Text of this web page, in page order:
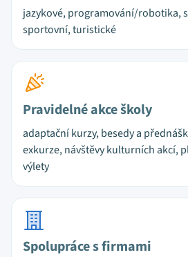
jazykové, programování/robotika,
sportovní, turistické
Pravidelné akce školy
adaptační kurzy, besedy a
exkurze, návštěvy kulturních akcí,
výlety
Spolupráce s firmami